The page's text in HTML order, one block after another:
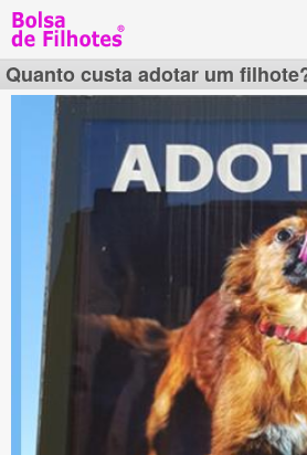
Quanto custa adotar um